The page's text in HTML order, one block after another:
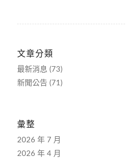
文章分類
最新消息 (73)
新聞公告 (71)
彙整
2026 年 7 月
2026 年 4 月